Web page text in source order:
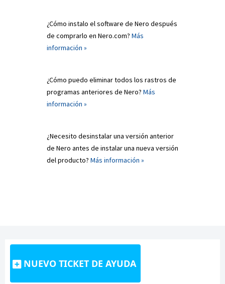
¿Cómo instalo el software de Nero después
de comprarlo en Nero.com? Más
información »
¿Cómo puedo eliminar todos los rastros de
programas anteriores de Nero? Más
información »
¿Necesito desinstalar una versión anterior
de Nero antes de instalar una nueva versión
del producto? Más información »
NUEVO TICKET DE AYUDA